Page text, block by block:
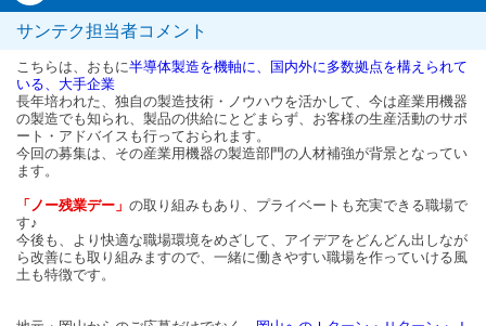
サンテク担当者コメント
こちらは、おもに半導体製造を機軸に、国内外に多数拠点を構えられて
いる、大手企業
長年培われた、独自の製造技術・ノウハウを活かして、今は産業用機器
の製造でも知られ、製品の供給にとどまらず、お客様の生産活動のサポ
ート・アドバイスも行っておられます。
今回の募集は、その産業用機器の製造部門の人材補強が背景となってい
ます。
「ノー残業デー」 の取り組みもあり、プライベートも充実できる職場で
す♪
今後も、より快適な職場環境をめざして、アイデアをどんどん出しなが
ら改善にも取り組みますので、一緒に働きやすい職場を作っていける風
土も特徴です。